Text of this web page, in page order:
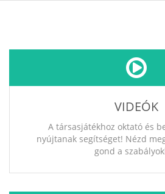
VIDEÓK
A társasjátékhoz oktató és
nyújtanak segítséget! Nézd
gond a